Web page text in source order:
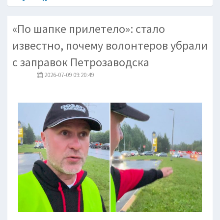
«По шапке прилетело»: стало
известно, почему волонтеров убрали
с заправок Петрозаводска
2026-07-09 09:20:49